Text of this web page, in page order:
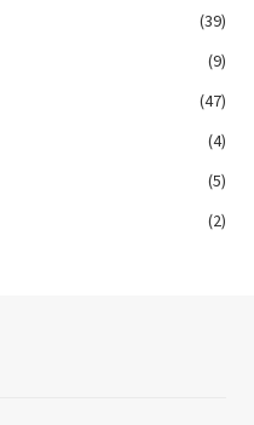
(39)
(9)
(47)
(4)
(5)
(2)